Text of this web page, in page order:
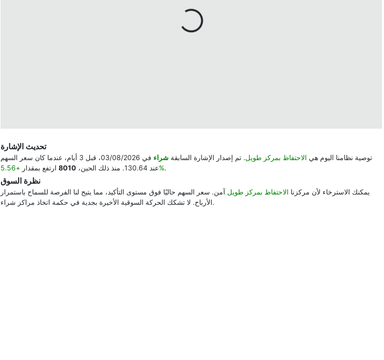
تحديث الإشارة
توصية نظامنا اليوم هي الاحتفاظ بمركز طويل. تم إصدار الإشارة السابقة شراء
في 03/08/2026، قبل 3 أيام، عندما كان سعر السهم
عند 130.64. منذ ذلك الحين،
8010 ارتفع بمقدار +5.56%.
نظرة السوق
يمكنك الاسترخاء لأن مركزنا الاحتفاظ بمركز طويل آمن. سعر السهم حاليًا فوق مستوى التأكيد، مما يتيح لنا الفرصة للسماح باستمرار
الأرباح. لا تشكك الحركة السوقية الأخيرة بجدية في حكمة اتخاذ مراكز شراء.